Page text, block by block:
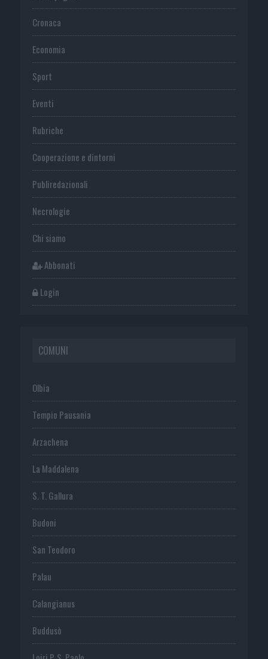
Cronaca
Economia
Sport
Eventi
Rubriche
Cooperazione e dintorni
Publiredazionali
Necrologie
Chi siamo
Abbonati
Login
COMUNI
Olbia
Tempio Pausania
Arzachena
La Maddalena
S. T. Gallura
Budoni
San Teodoro
Palau
Calangianus
Buddusò